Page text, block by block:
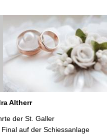
Altherr
der St. Galler
auf der Schiessanlage